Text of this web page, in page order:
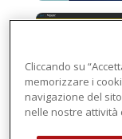
Cliccando su
memorizzare i
navigazione del
nelle nostre attività